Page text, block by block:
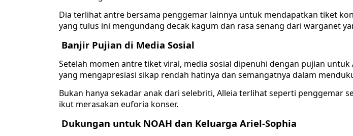
Dia terlihat antre bersama penggemar lainnya untuk mendapatkan tiket
yang tulus ini mengundang decak kagum dan rasa senang dari warganet
Banjir Pujian di Media Sosial
Setelah momen antre tiket viral, media sosial dipenuhi dengan pujian untuk
yang mengapresiasi sikap rendah hatinya dan semangatnya dalam
Bukan hanya sekadar anak dari selebriti, Alleia terlihat seperti penggemar
ikut merasakan euforia konser.
Dukungan untuk NOAH dan Keluarga Ariel-Sophia